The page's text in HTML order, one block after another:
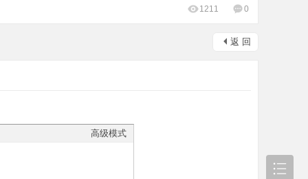
0
1211
返 回
高级模式